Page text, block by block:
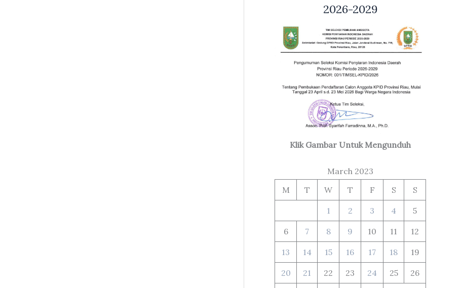
2026-2029
Klik Gambar Untuk Mengunduh
March 2023
M
T W T F S S
1 2 3 4 5
6 7 8 9 10 11 12
13 14 15 16 17 18 19
20 21 22 23 24 25 26